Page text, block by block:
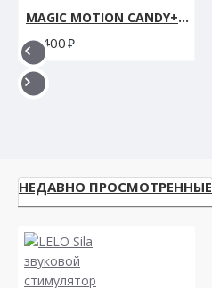
MAGIC MOTION CANDY+DANTE Набор
5400
НЕДАВНО ПРОСМОТРЕННЫЕ